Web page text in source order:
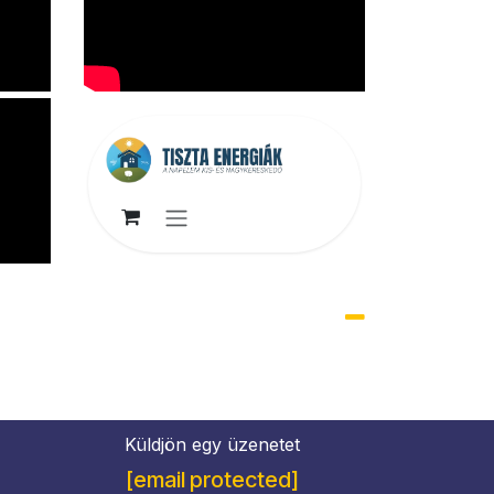
Küldjön egy üzenetet
[email protected]